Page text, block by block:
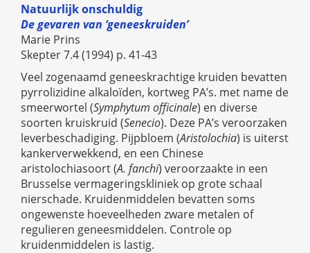
Natuurlijk onschuldig
De gevaren van ‘geneeskruiden’
Marie Prins
Skepter 7.4 (1994) p. 41-43
Veel zogenaamd geneeskrachtige kruiden bevatten
pyrrolizidine alkaloïden, kortweg PA’s. met name de
smeerwortel (Symphytum officinale) en diverse
soorten kruiskruid (Senecio). Deze PA’s veroorzaken
leverbeschadiging. Pijpbloem (Aristolochia) is uiterst
kankerverwekkend, en een Chinese
aristolochiasoort (A. fanchi) veroorzaakte in een
Brusselse vermageringskliniek op grote schaal
nierschade. Kruidenmiddelen bevatten soms
ongewenste hoeveelheden zware metalen of
regulieren geneesmiddelen. Controle op
kruidenmiddelen is lastig.